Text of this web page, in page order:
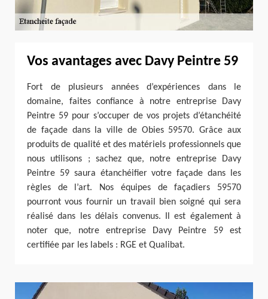
Vos avantages avec Davy Peintre 59
Fort de plusieurs années d’expériences dans le
domaine, faites confiance à notre entreprise Davy
Peintre 59 pour s’occuper de vos projets d’étanchéité
de façade dans la ville de Obies 59570. Grâce aux
produits de qualité et des matériels professionnels que
nous utilisons ; sachez que, notre entreprise Davy
Peintre 59 saura étanchéifier votre façade dans les
règles de l’art. Nos équipes de façadiers 59570
pourront vous fournir un travail bien soigné qui sera
réalisé dans les délais convenus. Il est également à
noter que, notre entreprise Davy Peintre 59 est
certifiée par les labels : RGE et Qualibat.